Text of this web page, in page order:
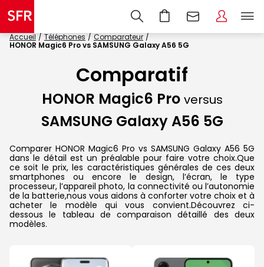
Accueil Téléphones
Comparateur
HONOR Magic6 Pro vs SAMSUNG Galaxy A56 5G
Comparatif
HONOR Magic6 Pro versus
SAMSUNG Galaxy A56 5G
Comparer HONOR Magic6 Pro vs SAMSUNG Galaxy A56 5G
dans le détail est un préalable pour faire votre choix.Que
ce soit le prix, les caractéristiques générales de ces deux
smartphones ou encore le design, l’écran, le type
processeur, l’appareil photo, la connectivité ou l’autonomie
de la batterie,nous vous aidons à conforter votre choix et à
acheter le modèle qui vous convient.Découvrez ci-
dessous le tableau de comparaison détaillé des deux
modèles.